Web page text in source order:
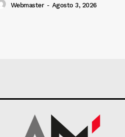
Webmaster - Agosto 3, 2026